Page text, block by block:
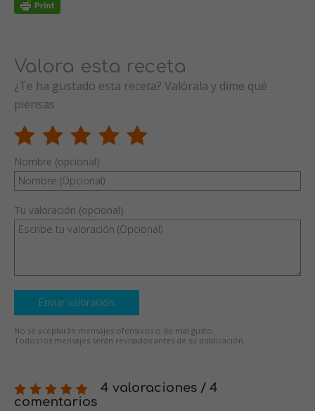
Valora esta receta
¿Te ha gustado esta receta? Valórala y dime qué
piensas
Nombre (opcional)
Tu valoración (opcional)
Enviar valoración
No se aceptarán mensajes ofensivos o de mal gusto.
Todos los mensajes serán revisados antes de su publicación.
4 valoraciones / 4
comentarios